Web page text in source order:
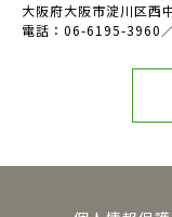
豆苗栽培
田んぼへ行こう
お米の作り方
大阪府大阪市淀川区西
電話：06-6195-3960